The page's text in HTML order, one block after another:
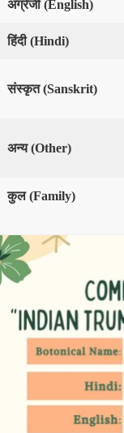
अंग्रेजी (English)
हिंदी (Hindi)
संस्कृत (Sanskrit)
अन्य (Other)
कुल (Family)